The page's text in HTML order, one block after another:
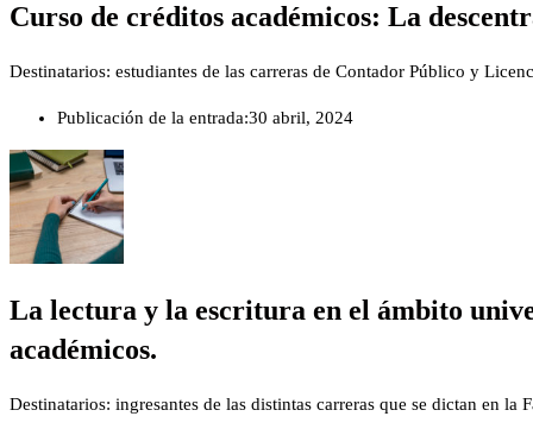
Curso de créditos académicos: La
Destinatarios: estudiantes de las carreras de Contador Público y
Publicación de la entrada:30 abril, 2024
La lectura y la escritura en el ámbito
académicos.
Destinatarios: ingresantes de las distintas carreras que se dictan en la